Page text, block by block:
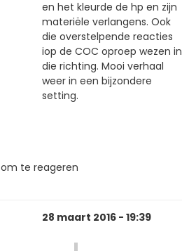
en het kleurde de hp en zijn
materiële verlangens. Ook
die overstelpende reacties
iop de COC oproep wezen in
die richting. Mooi verhaal
weer in een bijzondere
setting.
om te reageren
28 maart 2016 - 19:39